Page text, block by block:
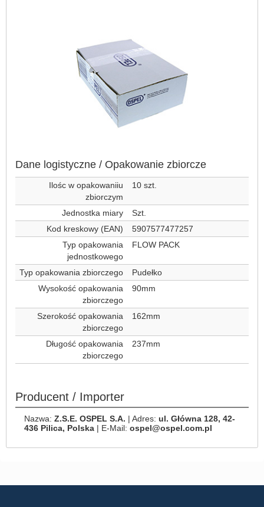
Dane logistyczne / Opakowanie zbiorcze
Ilośc w opakowaniiu
zbiorczym
10 szt.
Jednostka miary
Szt.
Kod kreskowy (EAN)
5907577477257
Typ opakowania
jednostkowego
FLOW PACK
Typ opakowania zbiorczego
Pudełko
Wysokość opakowania
zbiorczego
90mm
Szerokość opakowania
zbiorczego
162mm
Długość opakowania
zbiorczego
237mm
Producent / Importer
Nazwa: Z.S.E. OSPEL S.A. | Adres: ul. Główna 128, 42-
436 Pilica, Polska | E-Mail: ospel@ospel.com.pl